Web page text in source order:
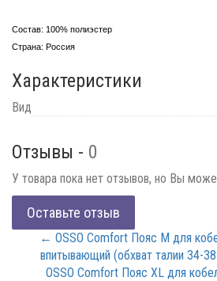
Состав: 100% полиэстер
Страна: Россия
Характеристики
Вид
Отзывы - 0
У товара пока нет отзывов, но Вы
Оставьте отзыв
← OSSO Comfort Пояс M для
впитывающий (обхват талии 34-
OSSO Comfort Пояс XL для